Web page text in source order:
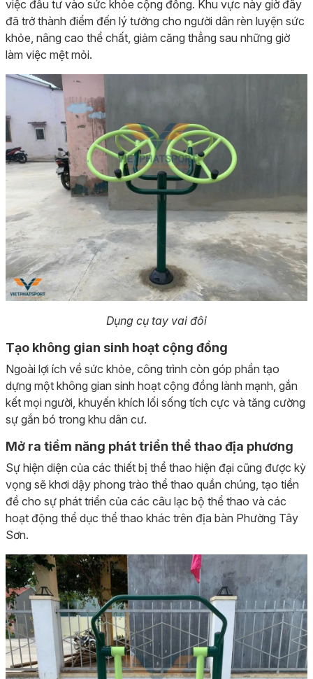
việc đầu tư vào sức khỏe cộng đồng. Khu vực này giờ đây
đã trở thành điểm đến lý tưởng cho người dân rèn luyện sức
khỏe, nâng cao thể chất, giảm căng thẳng sau những giờ
làm việc mệt mỏi.
Dụng cụ tay vai đôi
Tạo không gian sinh hoạt cộng đồng
Ngoài lợi ích về sức khỏe, công trình còn góp phần tạo
dựng một không gian sinh hoạt cộng đồng lành mạnh, gắn
kết mọi người, khuyến khích lối sống tích cực và tăng cường
sự gắn bó trong khu dân cư.
Mở ra tiềm năng phát triển thể thao địa phương
Sự hiện diện của các thiết bị thể thao hiện đại cũng được kỳ
vọng sẽ khơi dậy phong trào thể thao quần chúng, tạo tiền
đề cho sự phát triển của các câu lạc bộ thể thao và các
hoạt động thể dục thể thao khác trên địa bàn Phường Tây
Sơn.